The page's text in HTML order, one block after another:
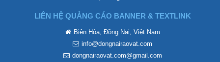
LIÊN HỆ QUẢNG CÁO BANNER & TEXTLINK
Biên Hòa, Đồng Nai, Việt Nam
info@dongnairaovat.com
dongnairaovat.com@gmail.com